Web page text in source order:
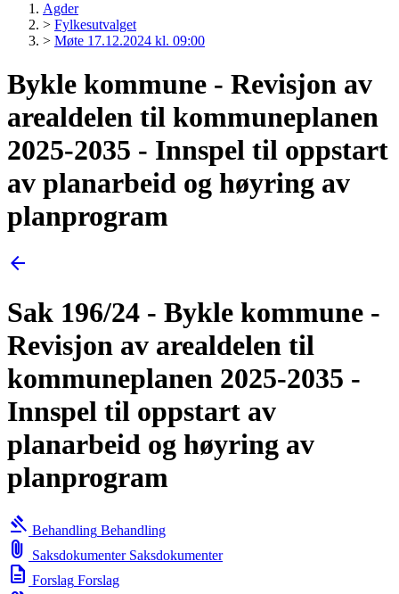
Agder
> Fylkesutvalget
> Møte 17.12.2024 kl. 09:00
Bykle kommune - Revisjon av
arealdelen til kommuneplanen
2025-2035 - Innspel til oppstart
av planarbeid og høyring av
planprogram
arrow_back
Sak 196/24 - Bykle kommune -
Revisjon av arealdelen til
kommuneplanen 2025-2035 -
Innspel til oppstart av
planarbeid og høyring av
planprogram
gavel Behandling Behandling
attach_file Saksdokumenter Saksdokumenter
description Forslag Forslag